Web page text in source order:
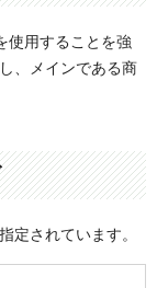
使用することを強
、メインである商
定されています。